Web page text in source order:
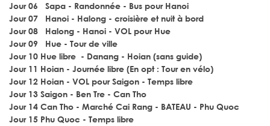
Jour 06 Sapa - Randonnée - Bus pour Hanoi
Jour 07 Hanoi - Halong - croisière et nuit à bord
Jour 08 Halong - Hanoi - VOL pour Hue
Jour 09 Hue - Tour de ville
Jour 10 Hue libre - Danang - Hoian (sans guide)
Jour 11 Hoian - Journée libre (En opt : Tour en vélo)
Jour 12 Hoian - VOL pour Saigon - Temps libre
Jour 13 Saigon - Ben Tre - Can Tho
Jour 14 Can Tho - Marché Cai Rang - BATEAU - Phu Quoc
Jour 15 Phu Quoc - Temps libre